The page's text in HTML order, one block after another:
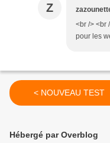
Z
<br /> <br
pour les
< NOUVEAU TEST
Hébergé par Overblog